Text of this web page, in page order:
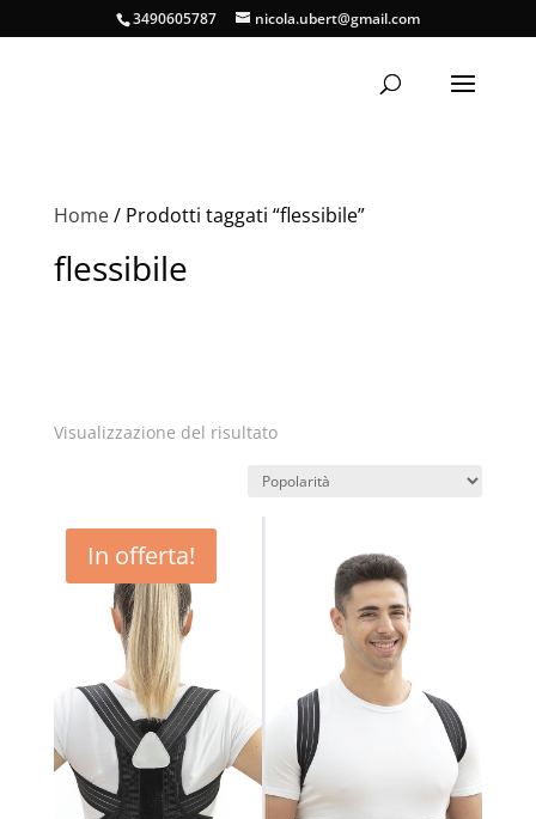
3490605787 nicola.ubert@gmail.com
Home/ Prodotti taggati “flessibile”
flessibile
Visualizzazione del risultato
In offerta!